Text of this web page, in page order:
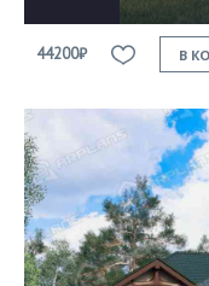
44200₽ В